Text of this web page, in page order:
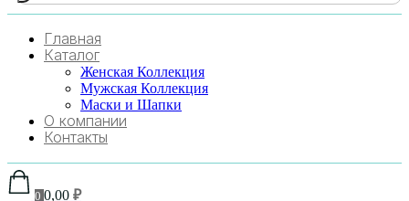
Главная
Каталог
Женская Коллекция
Мужская Коллекция
Маски и Шапки
О компании
Контакты
0 0,00 ₽